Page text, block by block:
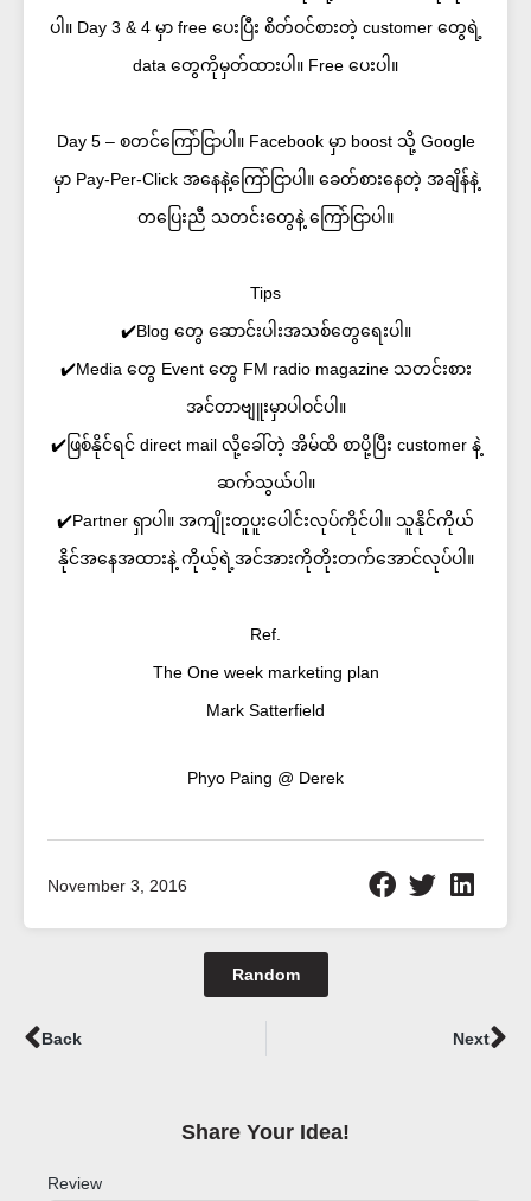
ပါ။ Day 3 & 4 မှာ free ပေးပြီး စိတ်ဝင်စားတဲ့ customer တွေရဲ့
data တွေကိုမှတ်ထားပါ။ Free ပေးပါ။
Day 5 – စတင်ကြော်ငြာပါ။ Facebook မှာ boost သို့ Google
မှာ Pay-Per-Click အနေနဲ့ကြော်ငြာပါ။ ခေတ်စားနေတဲ့ အချိန်နဲ့
တပြေးညီ သတင်းတွေနဲ့ ကြော်ငြာပါ။
Tips
✔️Blog တွေ ဆောင်းပါးအသစ်တွေရေးပါ။
✔️Media တွေ Event တွေ FM radio magazine သတင်းစား
အင်တာဗျူးမှာပါဝင်ပါ။
✔️ဖြစ်နိုင်ရင် direct mail လို့ခေါ်တဲ့ အိမ်ထိ စာပို့ပြီး customer နဲ့
ဆက်သွယ်ပါ။
✔️Partner ရှာပါ။ အကျိုးတူပူးပေါင်းလုပ်ကိုင်ပါ။ သူနိုင်ကိုယ်
နိုင်အနေအထားနဲ့ ကိုယ့်ရဲ့အင်အားကိုတိုးတက်အောင်လုပ်ပါ။
Ref.
The One week marketing plan
Mark Satterfield
Phyo Paing @ Derek
November 3, 2016
Random
Prev
Back Next
Share Your Idea!​
Review